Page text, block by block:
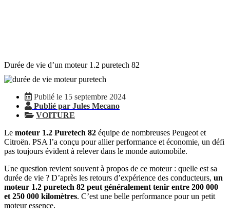
Durée de vie d’un moteur 1.2 puretech 82
Publié le 15 septembre 2024
Publié par Jules Mecano
VOITURE
Le moteur 1.2 Puretech 82 équipe de nombreuses Peugeot et
Citroën. PSA l’a conçu pour allier performance et économie, un défi
pas toujours évident à relever dans le monde automobile.
Une question revient souvent à propos de ce moteur : quelle est sa
durée de vie ? D’après les retours d’expérience des conducteurs, un
moteur 1.2 puretech 82 peut généralement tenir entre 200 000
et 250 000 kilomètres. C’est une belle performance pour un petit
moteur essence.